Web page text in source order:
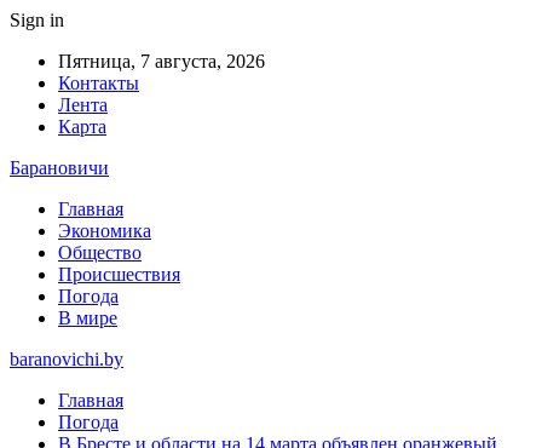
Sign in
Пятница, 7 августа, 2026
Контакты
Лента
Карта
Барановичи
Главная
Экономика
Общество
Происшествия
Погода
В мире
baranovichi.by
Главная
Погода
В Бресте и области на 14 марта объявлен оранжевый